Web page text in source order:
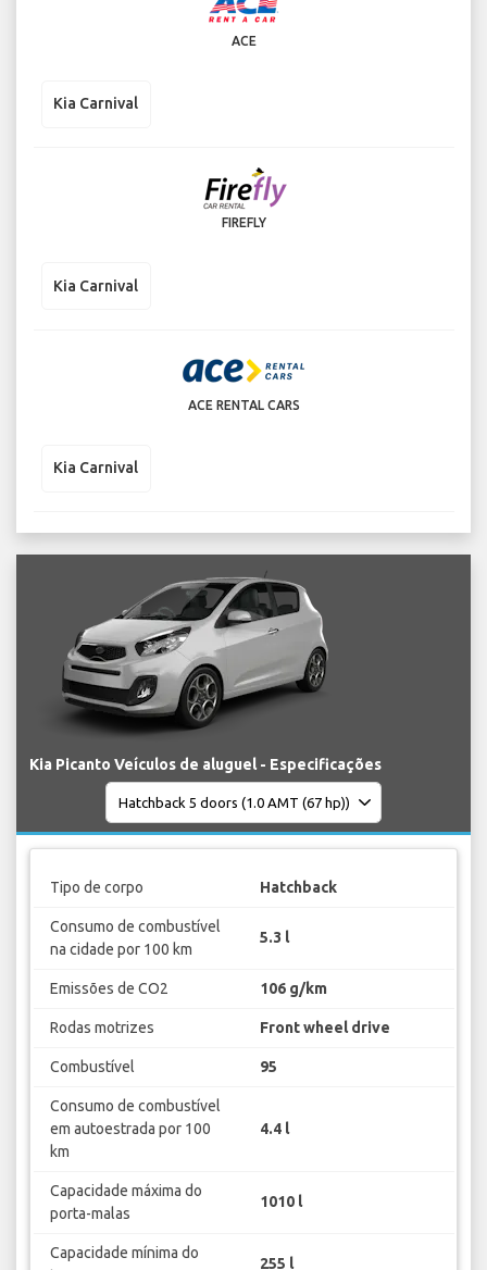
ACE
Kia Carnival
FIREFLY
Kia Carnival
ACE RENTAL CARS
Kia Carnival
Kia Picanto Veículos de aluguel - Especificações
Tipo de corpo Hatchback
Consumo de combustível
na cidade por 100 km
5.3 l
Emissões de CO2 106 g/km
Rodas motrizes Front wheel drive
Combustível 95
Consumo de combustível
em autoestrada por 100
km
4.4 l
Capacidade máxima do
porta-malas
1010 l
Capacidade mínima do
255 l